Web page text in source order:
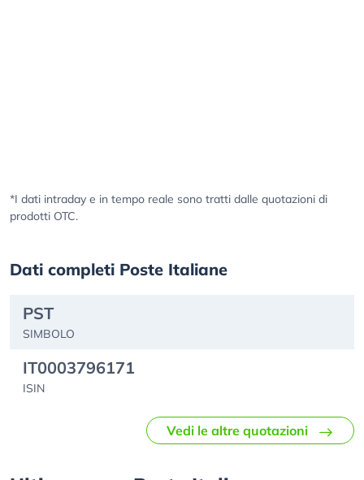
*I dati intraday e in tempo reale sono tratti dalle quotazioni di
prodotti OTC.
Dati completi Poste Italiane
PST
SIMBOLO
IT0003796171
ISIN
Vedi le altre quotazioni